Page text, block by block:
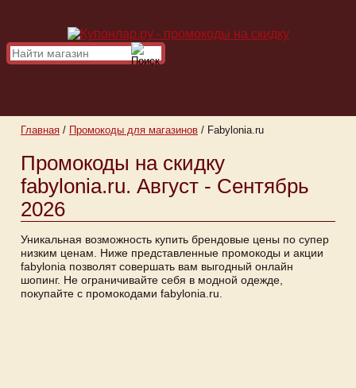
Главная / Промокоды для магазинов / Fabylonia.ru
Промокоды на скидку
fabylonia.ru. Август - Сентябрь
2026
Уникальная возможность купить брендовые цены по супер
низким ценам. Ниже представленные промокоды и акции
fabylonia позволят совершать вам выгодный онлайн
шопинг. Не ограничивайте себя в модной одежде,
покупайте с промокодами fabylonia.ru.